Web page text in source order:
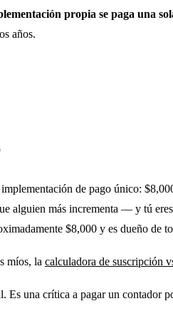
propia se paga una
años.
de pago único:
alguien más incrementa — y tú
$8,000 y es dueño de
míos, la calculadora de suscripción
Es una crítica a pagar un